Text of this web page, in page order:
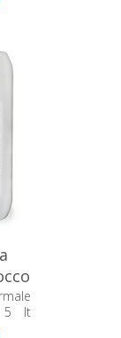
5 lt